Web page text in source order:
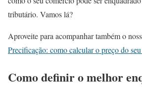
tributário. Vamos lá?
Aproveite para acompanhar também o
Precificação: como calcular o preço do
Como definir o melhor